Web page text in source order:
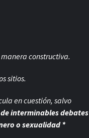
constructiva.
sitios.
en cuestión, salvo
interminables debates
o sexualidad *